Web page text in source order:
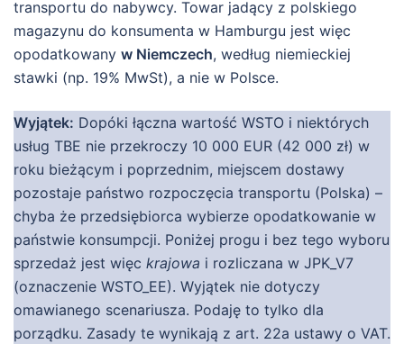
transportu do nabywcy. Towar jadący z polskiego
magazynu do konsumenta w Hamburgu jest więc
opodatkowany w Niemczech, według niemieckiej
stawki (np. 19% MwSt), a nie w Polsce.
Wyjątek: Dopóki łączna wartość WSTO i niektórych
usług TBE nie przekroczy 10 000 EUR (42 000 zł) w
roku bieżącym i poprzednim, miejscem dostawy
pozostaje państwo rozpoczęcia transportu (Polska) –
chyba że przedsiębiorca wybierze opodatkowanie w
państwie konsumpcji. Poniżej progu i bez tego wyboru
sprzedaż jest więc krajowa i rozliczana w JPK_V7
(oznaczenie WSTO_EE). Wyjątek nie dotyczy
omawianego scenariusza. Podaję to tylko dla
porządku. Zasady te wynikają z art. 22a ustawy o VAT.